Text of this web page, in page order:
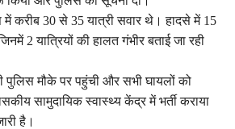
करीब 30 से 35 यात्री सवार थे। हादसे में 15
2 यात्रियों की हालत गंभीर बताई जा रही
पुलिस मौके पर पहुंची और सभी घायलों को
सामुदायिक स्वास्थ्य केंद्र में भर्ती कराया
है।